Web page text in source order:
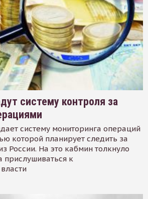
систему контроля за
систему мониторинга операций
которой планирует следить за
России. На это кабмин толкнуло
прислушиваться к